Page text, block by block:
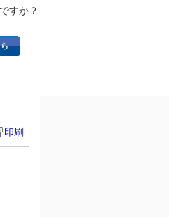
すか？
印刷